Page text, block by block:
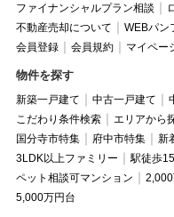
ファイナンシャルプラン相談
不動産売却について
WEBパン
会員登録
会員規約 マイペー
物件を探す
新築一戸建て 中古一戸建て
こだわり条件検索
エリアから
国分寺市特集
府中市特集 新
3LDK以上ファミリー
駅徒歩
ペット相談可マンション
5,000万円台